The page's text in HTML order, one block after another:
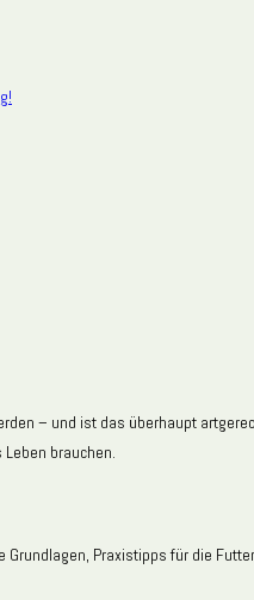
– und ist das überhaupt
brauchen.
Praxistipps für die